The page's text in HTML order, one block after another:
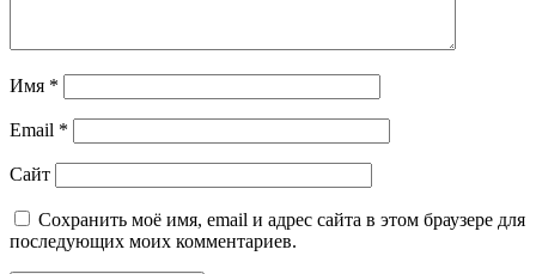
Имя *
Email *
Сайт
Сохранить моё имя, email и адрес сайта в этом браузере для
последующих моих комментариев.